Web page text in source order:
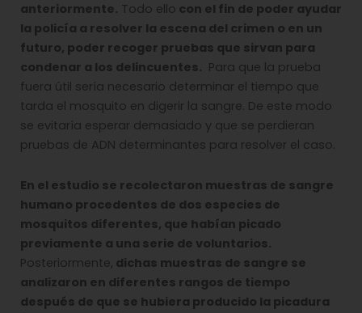
anteriormente. Todo ello con el fin de poder ayudar
la policía a resolver la escena del crimen o en un
futuro, poder recoger pruebas que sirvan para
condenar a los delincuentes. Para que la prueba
fuera útil sería necesario determinar el tiempo que
tarda el mosquito en digerir la sangre. De este modo
se evitaría esperar demasiado y que se perdieran
pruebas de ADN determinantes para resolver el caso.
En el estudio se recolectaron muestras de sangre
humano procedentes de dos especies de
mosquitos diferentes, que habían picado
previamente a una serie de voluntarios.
Posteriormente, dichas muestras de sangre se
analizaron en diferentes rangos de tiempo
después de que se hubiera producido la picadura